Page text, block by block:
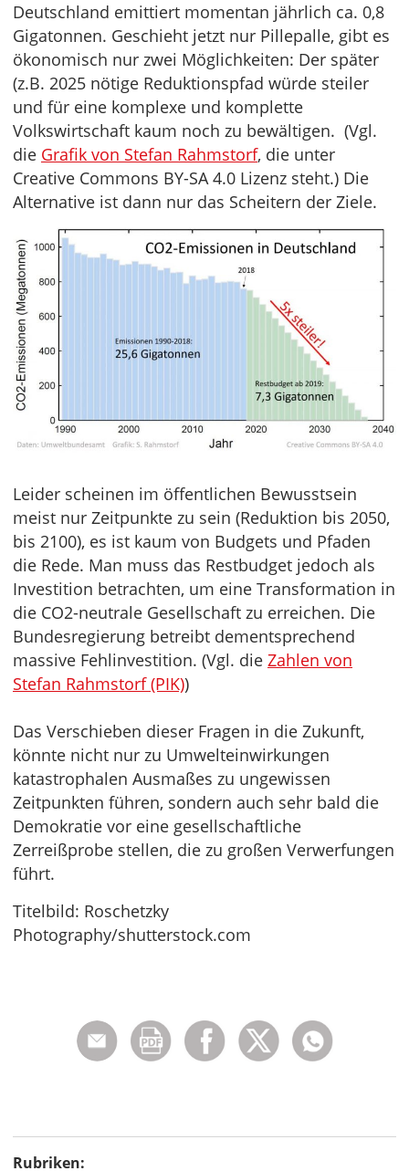
Deutschland emittiert momentan jährlich ca. 0,8
Gigatonnen. Geschieht jetzt nur Pillepalle, gibt es
ökonomisch nur zwei Möglichkeiten: Der später
(z.B. 2025 nötige Reduktionspfad würde steiler
und für eine komplexe und komplette
Volkswirtschaft kaum noch zu bewältigen. (Vgl.
die Grafik von Stefan Rahmstorf, die unter
Creative Commons BY-SA 4.0 Lizenz steht.) Die
Alternative ist dann nur das Scheitern der Ziele.
Leider scheinen im öffentlichen Bewusstsein
meist nur Zeitpunkte zu sein (Reduktion bis 2050,
bis 2100), es ist kaum von Budgets und Pfaden
die Rede. Man muss das Restbudget jedoch als
Investition betrachten, um eine Transformation in
die CO2-neutrale Gesellschaft zu erreichen. Die
Bundesregierung betreibt dementsprechend
massive Fehlinvestition. (Vgl. die Zahlen von
Stefan Rahmstorf (PIK))
Das Verschieben dieser Fragen in die Zukunft,
könnte nicht nur zu Umwelteinwirkungen
katastrophalen Ausmaßes zu ungewissen
Zeitpunkten führen, sondern auch sehr bald die
Demokratie vor eine gesellschaftliche
Zerreißprobe stellen, die zu großen Verwerfungen
führt.
Titelbild: Roschetzky
Photography/shutterstock.com
Rubriken: